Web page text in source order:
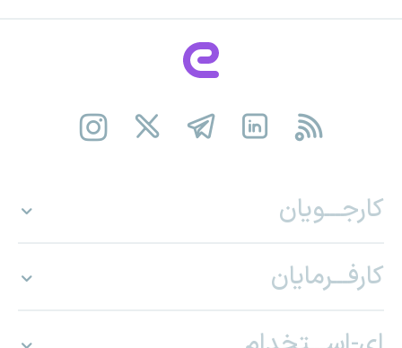
کارجـــویان
کارفـــرمایان